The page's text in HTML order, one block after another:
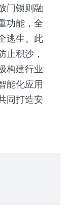
门锁则融
功能，全
逃生。此
止积沙，
构建行业
能化应用
同打造安